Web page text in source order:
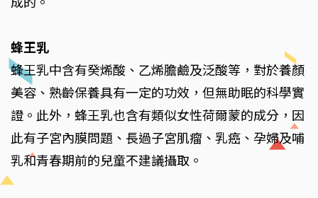
蜂王乳
蜂王乳中含有癸烯酸、乙烯膽鹼及泛酸等，對於養顏
美容、熟齡保養具有一定的功效，但無助眠的科學實
證。此外，蜂王乳也含有類似女性荷爾蒙的成分，因
此有子宮內膜問題、長過子宮肌瘤、乳癌、孕婦及哺
乳和青春期前的兒童不建議攝取。